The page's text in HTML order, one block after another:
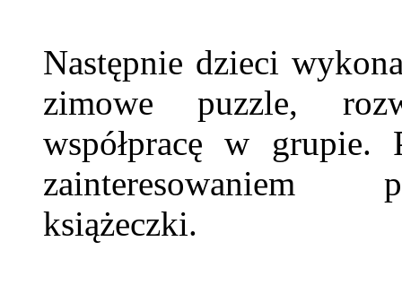
Następnie dzieci
zimowe puzzle,
współpracę w grupie.
zainteresowaniem
książeczki.